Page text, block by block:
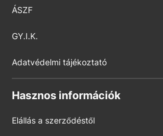
ÁSZF
GY.I.K.
Adatvédelmi tájékoztató
Hasznos információk
Elállás a szerződéstől